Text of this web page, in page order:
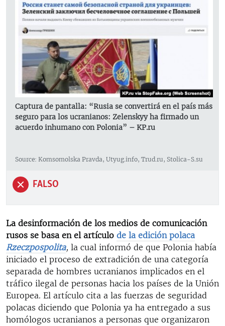
Captura de pantalla: “Rusia se convertirá en el país más
seguro para los ucranianos: Zelenskyy ha firmado un
acuerdo inhumano con Polonia” – KP.ru
Source: Komsomolska Pravda, Utyug.info, Trud.ru, Stolica-S.su
FALSO
La desinformación de los medios de comunicación
rusos se basa en el artículo de la edición polaca
Rzeczpospolita, la cual informó de que Polonia había
iniciado el proceso de extradición de una categoría
separada de hombres ucranianos implicados en el
tráfico ilegal de personas hacia los países de la Unión
Europea. El artículo cita a las fuerzas de seguridad
polacas diciendo que Polonia ya ha entregado a sus
homólogos ucranianos a personas que organizaron